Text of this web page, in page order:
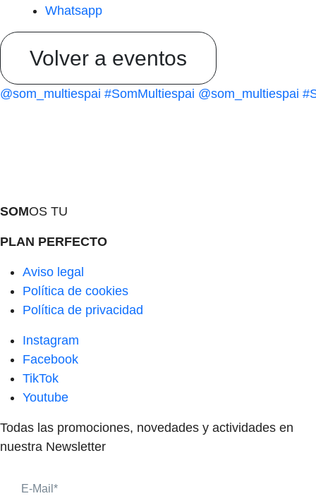
Whatsapp
Volver a eventos
@som_multiespai #SomMultiespai @som_multiespai
SOMOS TU
PLAN PERFECTO
Aviso legal
Política de cookies
Política de privacidad
Instagram
Facebook
TikTok
Youtube
Todas las promociones, novedades y actividades en
nuestra Newsletter